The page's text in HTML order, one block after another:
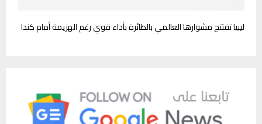
ليبيا تفتتح مشوارها العالمي بالطائرة بأداء قوي رغم الهزيمة أمام كندا